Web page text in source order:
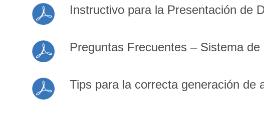
Instructivo para la Presentación de
Preguntas Frecuentes – Sistema
Tips para la correcta generación de